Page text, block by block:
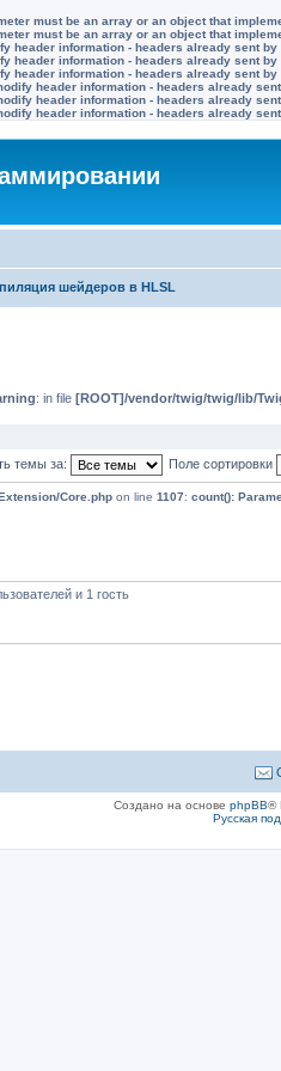
must be an array or an object that
must be an array or an object that
header information - headers already sent
header information - headers already sent
header information - headers already sent
header information - headers already
header information - headers already
header information - headers already
шейдеров в HLSL
: in file [ROOT]/vendor/twig/twig/lib/
темы за: Поле сортировки
Core.php on line 1107: count():
и 1 гость
Создано на основе phpBB®
Русская